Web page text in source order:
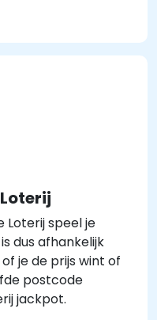
Loterij speel je
dus afhankelijk
je de prijs wint of
postcode
jackpot.